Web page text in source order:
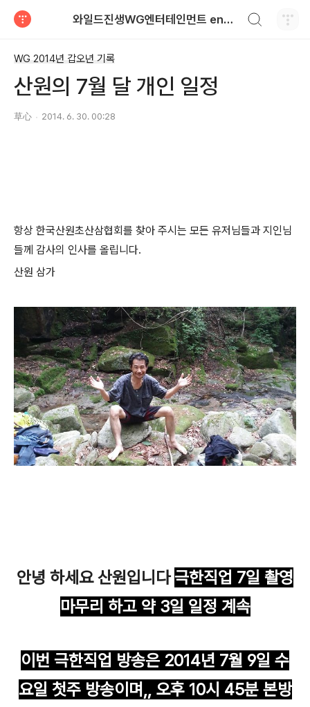
와일드진생WG엔터테인먼트 entertainment
WG 2014년 갑오년 기록
산원의 7월 달 개인 일정
草心 2014. 6. 30. 00:28
항상 한국산원초산삼협회를 찾아 주시는 모든 유저님들과 지인님
들께 감사의 인사를 올립니다.
산원 삼가
안녕 하세요 산원입니다극한직업 7일 촬영
마무리 하고 약 3일 일정 계속
이번 극한직업 방송은 2014년 7월 9일 수
요일 첫주 방송이며,, 오후 10시 45분 본방